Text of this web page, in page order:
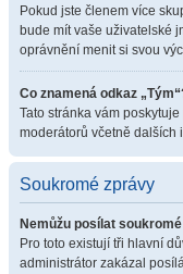
Pokud jste členem více
bude mít vaše uživatelské
oprávnění menit si svou
Co znamená odkaz
Tato stránka vám
moderátorů včetně dalších
Soukromé zprávy
Nemůžu posílat
Pro toto existují tři hlavní
administrátor zakázal